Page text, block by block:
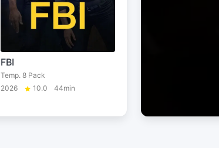
FBI
Temp. 8 Pack
2026
10.0 44min